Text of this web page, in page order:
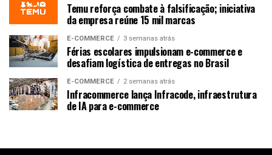
Temu reforça combate à falsificação; iniciativa
da empresa reúne 15 mil marcas
E-COMMERCE 3 semanas atrás
Férias escolares impulsionam e-commerce e
desafiam logística de entregas no Brasil
E-COMMERCE 2 semanas atrás
Infracommerce lança Infracode, infraestrutura
de IA para e-commerce